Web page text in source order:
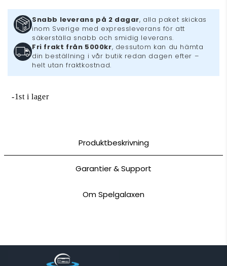
Snabb leverans på 2 dagar, alla paket skickas
inom Sverige med expressleverans för att
säkerställa snabb och smidig leverans.
Fri frakt från 5000kr, dessutom kan du hämta
din beställning i vår butik redan dagen efter –
helt utan fraktkostnad.
-1st i lager
Produktbeskrivning
Garantier & Support
Om Spelgalaxen